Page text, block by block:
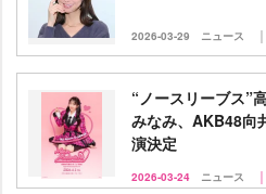
2026-03-29 ニュース
“ノースリーブス”
みなみ、AKB48向
演決定
2026-03-24 ニュース